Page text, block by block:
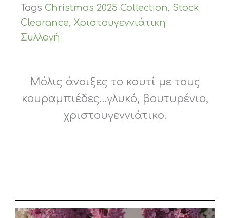
Tags Christmas 2025 Collection, Stock
Clearance, Χριστουγεννιάτικη
Συλλογή
Μόλις άνοιξες το κουτί με τους
κουραμπιέδες…γλυκό, βουτυρένιο,
χριστουγεννιάτικο.